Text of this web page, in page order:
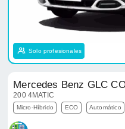
Solo profesionales
Mercedes Benz GLC
200 4MATIC
Micro-Híbrido ECO Automático